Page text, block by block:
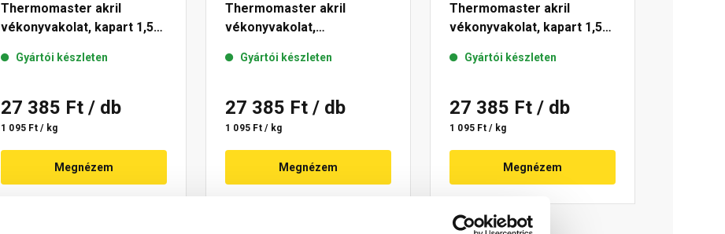
Thermomaster akril
vékonyvakolat, kapart 1,5
Gyártói készleten
27 385 Ft / db
1 095 Ft / kg
Megnézem
Thermomaster akril
vékonyvakolat,
E 25 kg
Gyártói készleten
27 385 Ft / db
1 095 Ft / kg
Megnézem
Thermomaster akril
vékonyvakolat, kapart 1,5
Gyártói készleten
27 385 Ft / db
1 095 Ft / kg
Megnézem